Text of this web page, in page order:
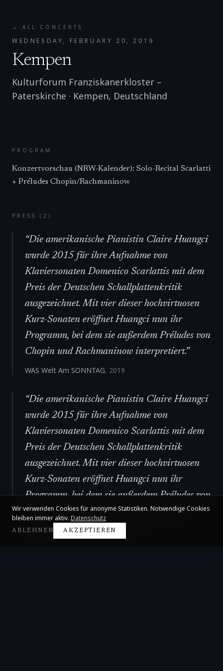
← ALL CONCERTS
WEDNESDAY, FEBRUARY 20, 2019
Kempen
Kulturforum Franziskanerkloster –
Paterskirche · Kempen, Deutschland
PROGRAM
Konzertvorschau (NRW-Kalender): Solo-Recital Scarlatti
+ Préludes Chopin/Rachmaninow
PRESS ( 2 )
“Die amerikanische Pianistin Claire Huangci
wurde 2015 für ihre Aufnahme von
Klaviersonaten Domenico Scarlattis mit dem
Preis der Deutschen Schallplattenkritik
ausgezeichnet. Mit vier dieser hochvirtuosen
Kurz-Sonaten eröffnet Huangci nun ihr
Programm, bei dem sie außerdem Préludes von
Chopin und Rachmaninow interpretiert.”
WAS Welt Am SONNTAG, 2019
“Die amerikanische Pianistin Claire Huangci
wurde 2015 für ihre Aufnahme von
Klaviersonaten Domenico Scarlattis mit dem
Preis der Deutschen Schallplattenkritik
ausgezeichnet. Mit vier dieser hochvirtuosen
Kurz-Sonaten eröffnet Huangci nun ihr
Programm, bei dem sie außerdem Préludes von
Chopin und Rachmaninow interpretiert. ”
WAS Welt Am SONNTAG,2019-02-17
Wir verwenden Cookies für anonyme Statistiken. Notwendige Cookies
bleiben immer aktiv. Datenschutz
ABLEHNEN AKZEPTIEREN